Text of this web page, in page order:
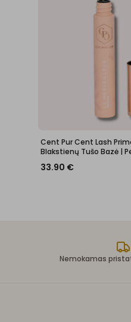
Cent Pur Cent Lash
Blakstienų Tušo Bazė |
33.90 €
Nemokamas